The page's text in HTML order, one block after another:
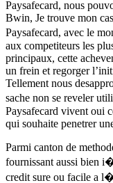
Paysafecard, nous
Bwin, Je trouve mon
Paysafecard, avec le
aux competiteurs les
principaux, cette
un frein et regorger
Tellement nous
sache non se reveler
Paysafecard vivent oui
qui souhaite penetrer
Parmi canton de
fournissant aussi bien
credit sure ou facile a